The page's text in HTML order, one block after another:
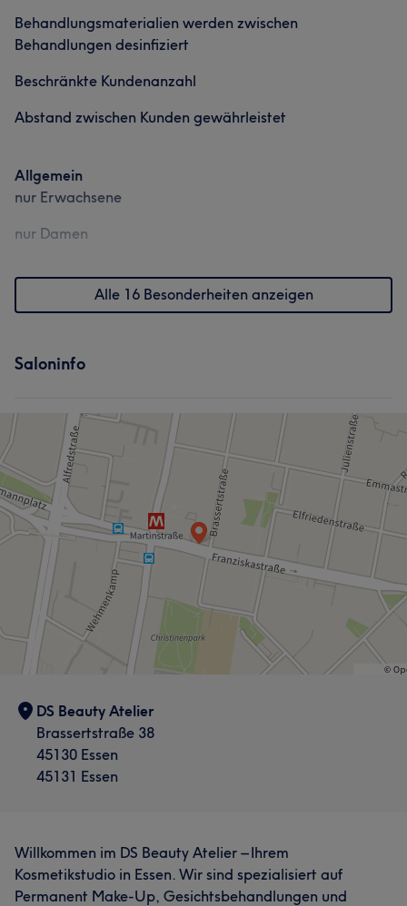
Behandlungsmaterialien werden zwischen
Behandlungen desinfiziert
Beschränkte Kundenanzahl
Abstand zwischen Kunden gewährleistet
Allgemein
nur Erwachsene
nur Damen
Alle 16 Besonderheiten anzeigen
Saloninfo
DS Beauty Atelier
Brassertstraße 38
45130 Essen
45131 Essen
Willkommen im DS Beauty Atelier – Ihrem
Kosmetikstudio in Essen. Wir sind spezialisiert auf
Permanent Make-Up, Gesichtsbehandlungen und